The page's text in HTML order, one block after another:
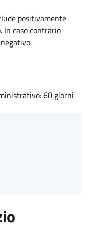
positivamente
In caso contrario
60 giorni